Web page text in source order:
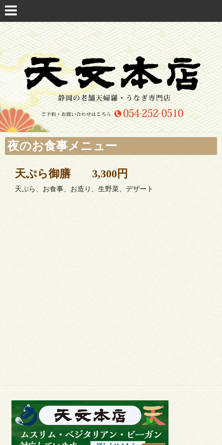
夜のお食事メニュー
天ぷら御膳 3,300円
天ぷら、お食事、お造り、生野菜、デザート